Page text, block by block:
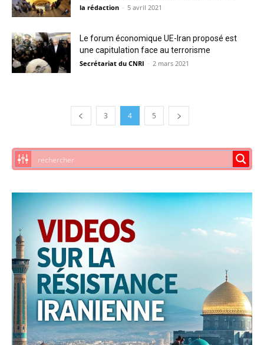
la rédaction - 5 avril 2021
Le forum économique UE-Iran proposé est
une capitulation face au terrorisme
Secrétariat du CNRI - 2 mars 2021
3 4 5